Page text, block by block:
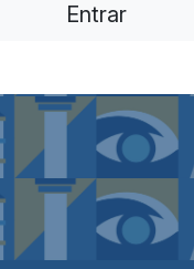
Entrar